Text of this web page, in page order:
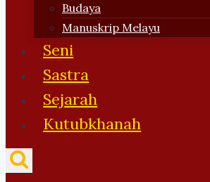
Budaya
Manuskrip Melayu
Seni
Sastra
Sejarah
Kutubkhanah